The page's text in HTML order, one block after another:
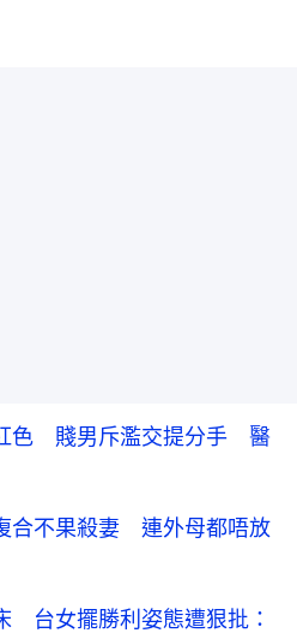
色 賤男斥濫交提分手 醫
合不果殺妻 連外母都唔放
台女擺勝利姿態遭狠批：